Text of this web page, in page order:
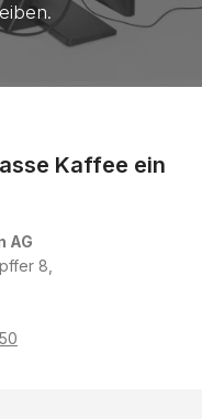
Kaffee ein
AG
8,